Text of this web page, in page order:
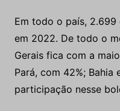
Em todo o país, 2.699
em 2022. De todo o
Gerais fica com a
Pará, com 42%; Bahia
participação nesse